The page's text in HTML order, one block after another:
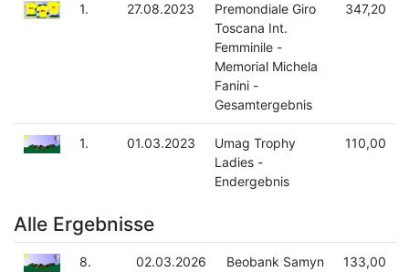
1. 27.08.2023
Premondiale Giro
Toscana Int.
Femminile -
Memorial Michela
Fanini -
Gesamtergebnis
347,20
1. 01.03.2023
Umag Trophy
Ladies -
Endergebnis
110,00
Alle Ergebnisse
8. 02.03.2026
Beobank Samyn
133,00